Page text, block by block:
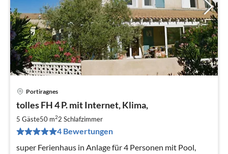
Portiragnes
tolles FH 4 P. mit Internet, Klima,
5 Gäste50 m22 Schlafzimmer
4 Bewertungen
super Ferienhaus in Anlage für 4 Personen mit Pool,